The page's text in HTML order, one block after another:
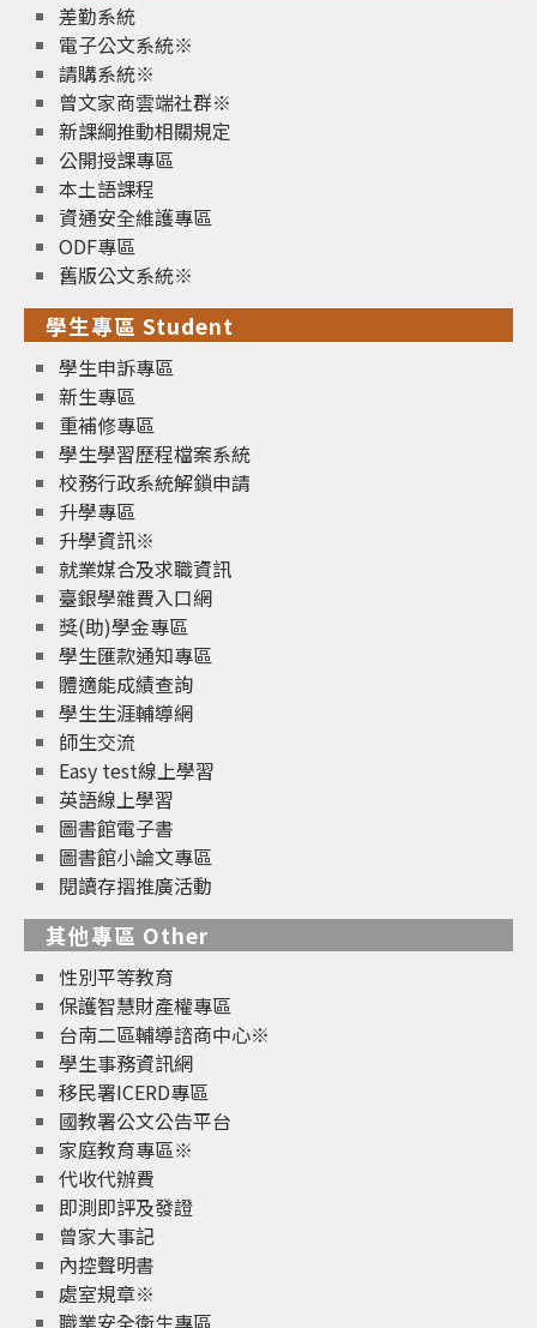
差勤系統
電子公文系統※
請購系統※
曾文家商雲端社群※
新課綱推動相關規定
公開授課專區
本土語課程
資通安全維護專區
ODF專區
舊版公文系統※
學生專區 Student
學生申訴專區
新生專區
重補修專區
學生學習歷程檔案系統
校務行政系統解鎖申請
升學專區
升學資訊※
就業媒合及求職資訊
臺銀學雜費入口網
獎(助)學金專區
學生匯款通知專區
體適能成績查詢
學生生涯輔導網
師生交流
Easy test線上學習
英語線上學習
圖書館電子書
圖書館小論文專區
閱讀存摺推廣活動
其他專區 Other
性別平等教育
保護智慧財產權專區
台南二區輔導諮商中心※
學生事務資訊網
移民署ICERD專區
國教署公文公告平台
家庭教育專區※
代收代辦費
即測即評及發證
曾家大事記
內控聲明書
處室規章※
職業安全衛生專區